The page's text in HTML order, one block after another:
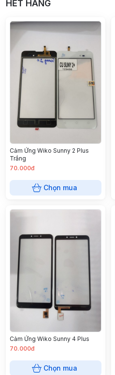
HẾT HÀNG
Cảm Ứng Wiko Sunny 2 Plus
Trắng
70.000đ
Chọn mua
Cảm Ứng Wiko Sunny 4 Plus
70.000đ
Chọn mua